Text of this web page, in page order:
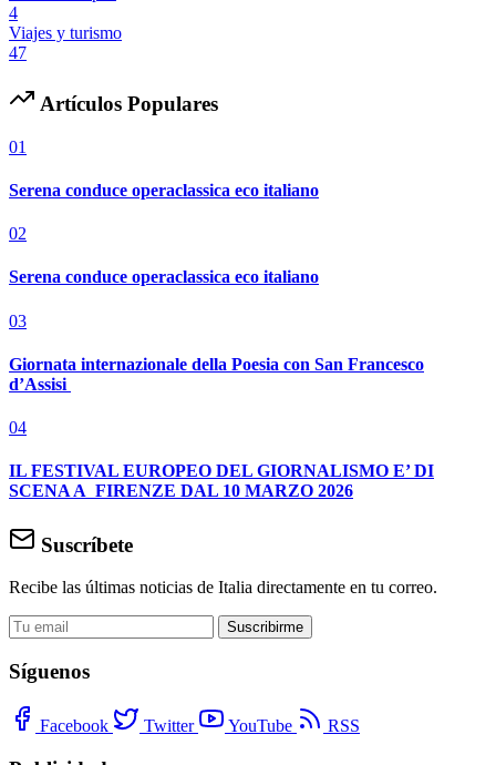
4
Viajes y turismo
47
Artículos Populares
01
Serena conduce operaclassica eco italiano
02
Serena conduce operaclassica eco italiano
03
Giornata internazionale della Poesia con San Francesco
d’Assisi
04
IL FESTIVAL EUROPEO DEL GIORNALISMO E’ DI
SCENA A FIRENZE DAL 10 MARZO 2026
Suscríbete
Recibe las últimas noticias de Italia directamente en tu correo.
Suscribirme
Síguenos
Facebook Twitter YouTube RSS